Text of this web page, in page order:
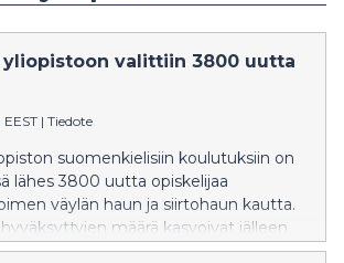
yliopistoon valittiin 3800 uutta
EEST | Tiedote
suomenkielisiin koulutuksiin on
lähes 3800 uutta opiskelijaa
väylän haun ja siirtohaun kautta.
määrä kasvoivat jälleen
Tampereen yliopisto oli Suomen